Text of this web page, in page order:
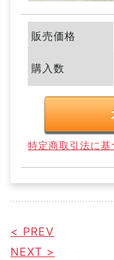
販売価格
購入数
特定商取引法に
< PREV
NEXT >